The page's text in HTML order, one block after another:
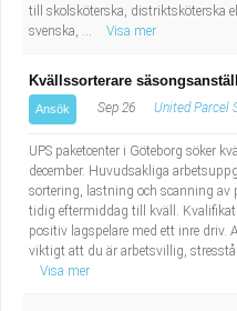
till skolsköterska, distriktsköterska
svenska, ...
Visa mer
Kvällssorterare
Ansök Sep 26 United Parcel
UPS paketcenter i Göteborg söker
december. Huvudsakliga
sortering, lastning och scanning av
tidig eftermiddag till kväll.
positiv lagspelare med ett inre driv.
viktigt att du är arbetsvillig,
Visa mer